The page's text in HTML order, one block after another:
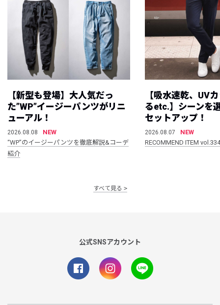
【新型も登場】大人気だっ
た”WP”イージーパンツがリニ
ューアル！
2026.08.08
NEW
“WP”のイージーパンツを徹底解説&コーデ
紹介
【吸水速乾、UV
るetc.】シーンを
セットアップ！
2026.08.07
NEW
RECOMMEND ITEM vol.334
すべて見る
公式SNSアカウント